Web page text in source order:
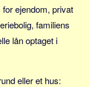
ejendom, privat
familiens
lån optaget i
eller et hus: